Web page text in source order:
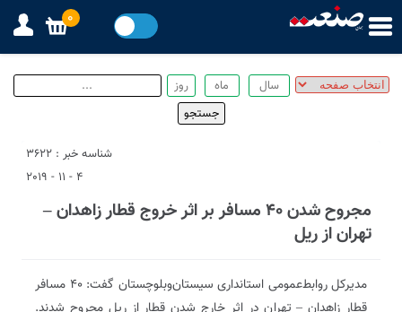
شناسه خبر : 3622
4 - 11 - 2019
مجروح شدن ۴۰ مسافر بر اثر خروج قطار زاهدان –
تهران از ریل
‌مدیرکل روابط‌عمومی استانداری سیستان‌وبلوچستان گفت: ۴۰ مسافر
0